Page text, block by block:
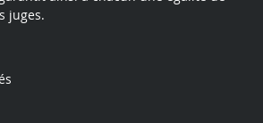
juges.